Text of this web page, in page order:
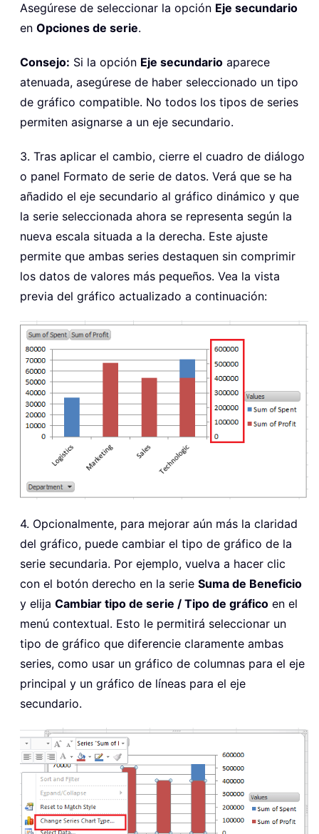
Asegúrese de seleccionar la opción Eje secundario
en Opciones de serie.
Consejo: Si la opción Eje secundario aparece
atenuada, asegúrese de haber seleccionado un tipo
de gráfico compatible. No todos los tipos de series
permiten asignarse a un eje secundario.
3. Tras aplicar el cambio, cierre el cuadro de diálogo
o panel Formato de serie de datos. Verá que se ha
añadido el eje secundario al gráfico dinámico y que
la serie seleccionada ahora se representa según la
nueva escala situada a la derecha. Este ajuste
permite que ambas series destaquen sin comprimir
los datos de valores más pequeños. Vea la vista
previa del gráfico actualizado a continuación:
4. Opcionalmente, para mejorar aún más la claridad
del gráfico, puede cambiar el tipo de gráfico de la
serie secundaria. Por ejemplo, vuelva a hacer clic
con el botón derecho en la serie Suma de Beneficio
y elija Cambiar tipo de serie / Tipo de gráfico en el
menú contextual. Esto le permitirá seleccionar un
tipo de gráfico que diferencie claramente ambas
series, como usar un gráfico de columnas para el eje
principal y un gráfico de líneas para el eje
secundario.